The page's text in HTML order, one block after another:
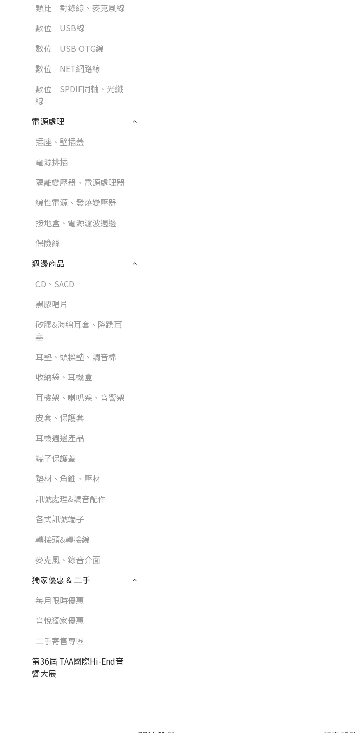
類比｜對錄線、麥克風線
數位｜USB線
數位｜USB OTG線
數位｜NET網路線
數位｜SPDIF同軸、光纖
線
電源處理
插座、壁插蓋
電源排插
隔離變壓器、電源處理器
線性電源、發燒變壓器
接地盒、電源濾波週邊
保險絲
週邊商品
CD、SACD
黑膠唱片
矽膠&海綿耳套、降躁耳
塞
耳墊、頭樑墊、調音棉
收納袋、耳機盒
耳機架、喇叭架、音響架
皮套、保護套
耳機週邊產品
端子保護蓋
墊材、角錐、壓材
訊號處理&調音配件
各式訊號端子
轉接頭&轉接線
麥克風、錄音介面
獨家優惠 & 二手
每月限時優惠
音悅獨家優惠
二手寄售專區
第36屆 TAA國際Hi-End音
響大展